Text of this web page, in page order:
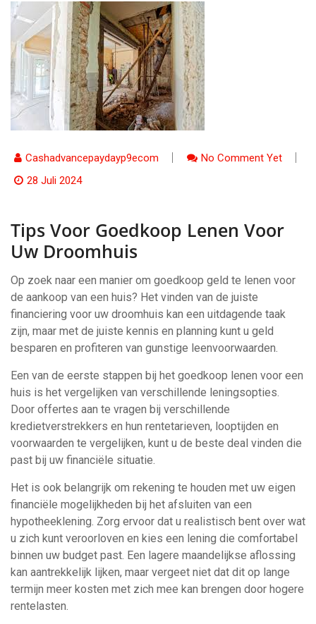
Cashadvancepaydayp9ecom
No Comment Yet
28 Juli 2024
Tips Voor Goedkoop Lenen Voor
Uw Droomhuis
Op zoek naar een manier om goedkoop geld te lenen voor
de aankoop van een huis? Het vinden van de juiste
financiering voor uw droomhuis kan een uitdagende taak
zijn, maar met de juiste kennis en planning kunt u geld
besparen en profiteren van gunstige leenvoorwaarden.
Een van de eerste stappen bij het goedkoop lenen voor een
huis is het vergelijken van verschillende leningsopties.
Door offertes aan te vragen bij verschillende
kredietverstrekkers en hun rentetarieven, looptijden en
voorwaarden te vergelijken, kunt u de beste deal vinden die
past bij uw financiële situatie.
Het is ook belangrijk om rekening te houden met uw eigen
financiële mogelijkheden bij het afsluiten van een
hypotheeklening. Zorg ervoor dat u realistisch bent over wat
u zich kunt veroorloven en kies een lening die comfortabel
binnen uw budget past. Een lagere maandelijkse aflossing
kan aantrekkelijk lijken, maar vergeet niet dat dit op lange
termijn meer kosten met zich mee kan brengen door hogere
rentelasten.